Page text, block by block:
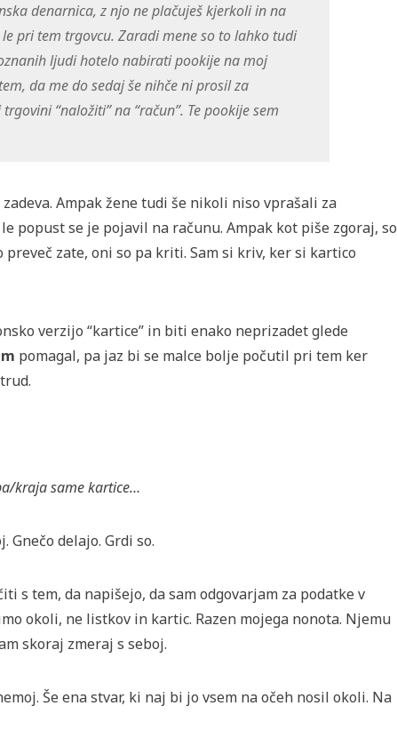
denarnica, z njo ne plačuješ kjerkoli in na
pri tem trgovcu. Zaradi mene so to lahko tudi
ljudi hotelo nabirati pookije na moj
da me do sedaj še nihče ni prosil za
“naložiti” na “račun”. Te pookije sem
Ampak žene tudi še nikoli niso vprašali za
popust se je pojavil na računu. Ampak kot piše zgoraj, so
zate, oni so pa kriti. Sam si kriv, ker si kartico
verzijo “kartice” in biti enako neprizadet glede
pomagal, pa jaz bi se malce bolje počutil pri tem ker
kraja same kartice…
Gnečo delajo. Grdi so.
s tem, da napišejo, da sam odgovarjam za podatke v
okoli, ne listkov in kartic. Razen mojega nonota. Njemu
skoraj zmeraj s seboj.
Še ena stvar, ki naj bi jo vsem na očeh nosil okoli. Na